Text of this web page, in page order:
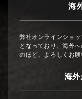
海
弊社オンラインショ
となっており、海外
のほど、よろしくお願
海